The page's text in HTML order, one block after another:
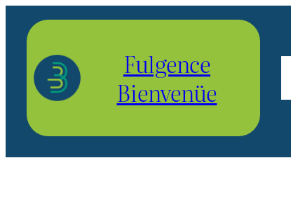
Aller
contenu
Fulgence
Bienvenüe